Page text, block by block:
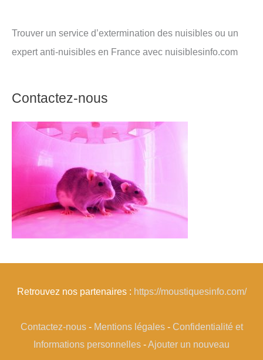
Trouver un service d’extermination des nuisibles ou un
expert anti-nuisibles en France avec nuisiblesinfo.com
Contactez-nous
Retrouvez nos partenaires : https://moustiquesinfo.com/
Contactez-nous- Mentions légales- Confidentialité et
Informations personnelles -Ajouter un nouveau